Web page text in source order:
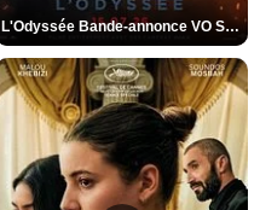
L'Odyssée Bande-annonce VO STFR